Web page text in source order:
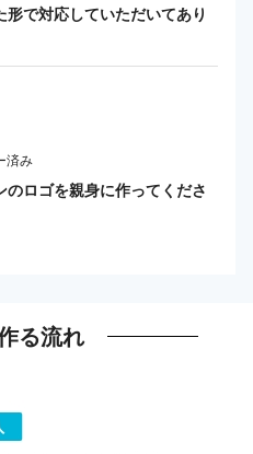
で対応していただいてあり
済み
のロゴを親身に作ってくださ
る流れ